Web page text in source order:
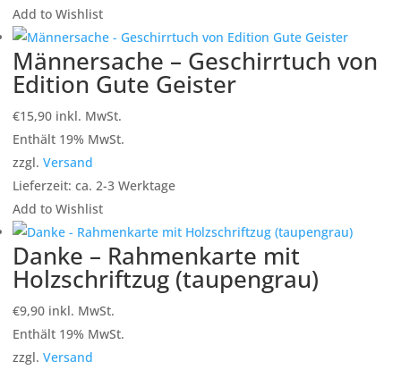
Add to Wishlist
Männersache – Geschirrtuch von
Edition Gute Geister
€15,90 inkl. MwSt.
Enthält 19% MwSt.
zzgl. Versand
Lieferzeit: ca. 2-3 Werktage
Add to Wishlist
Danke – Rahmenkarte mit
Holzschriftzug (taupengrau)
€9,90 inkl. MwSt.
Enthält 19% MwSt.
zzgl. Versand